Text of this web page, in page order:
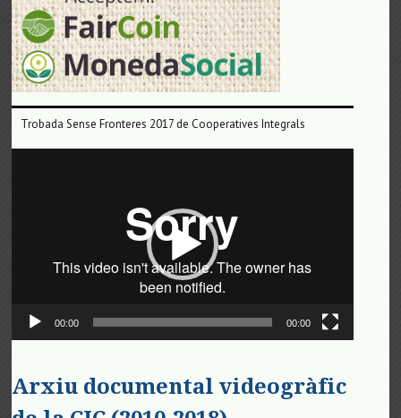
Trobada Sense Fronteres 2017 de Cooperatives Integrals
00:00 00:00
Arxiu documental videogràfic